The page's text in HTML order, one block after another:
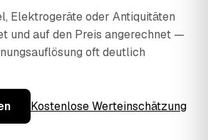
Elektrogeräte oder Antiquitäten
und auf den Preis angerechnet —
oft deutlich
Kostenlose Werteinschätzung